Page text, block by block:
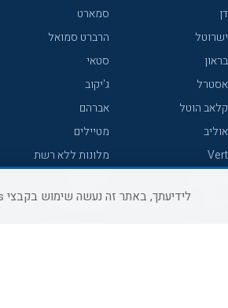
דן
ישרוטל
בראון
אסטרל
קלאב הוטל
אוליב
Vert
סמארט
הרברט סמואל
סטאי
ג'יקוב
אברהם
מטיילים
מלונות ללא רשת
קראון פלאזה
לידיעתך, באתר זה נעשה שימוש בקבצי Cookies המשך גלישה באתר מהווה הסכמה לשימוש זה, למידע נוסף ניתן לעיין